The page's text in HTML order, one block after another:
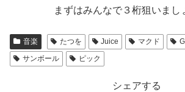
まずはみんなで３桁狙いまし
音楽 たつを Juice マクド
サンボール
ピック
シェアする